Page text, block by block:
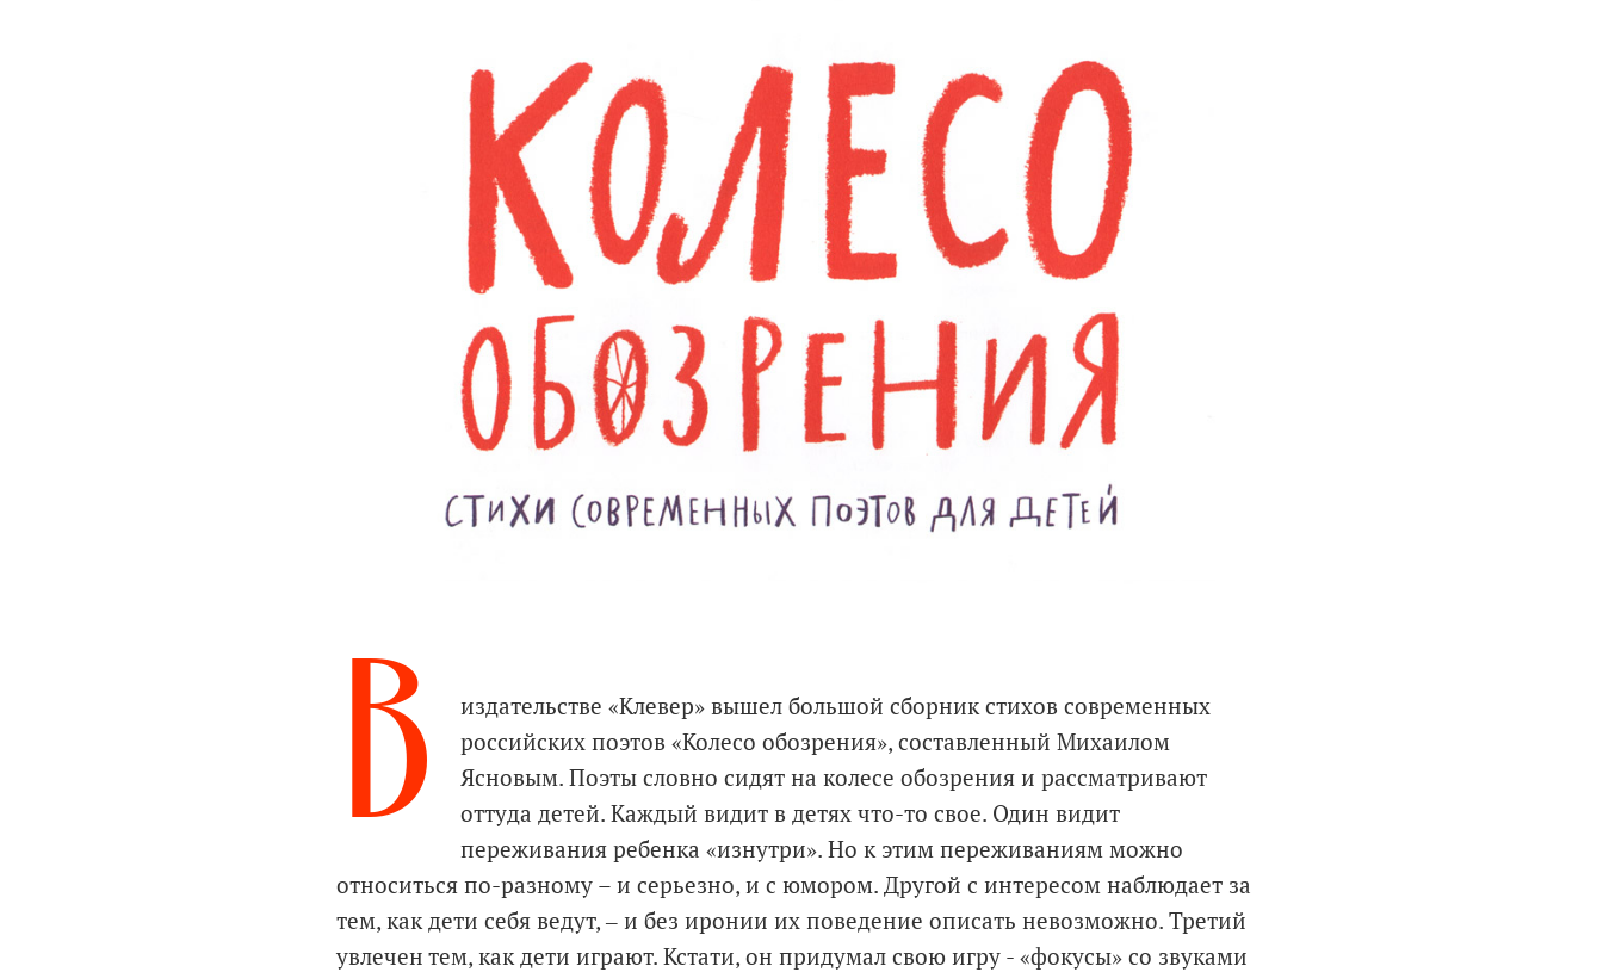
В
издательстве «Клевер» вышел большой сборник стихов современных
российских поэтов «Колесо обозрения», составленный Михаилом
Ясновым. Поэты словно сидят на колесе обозрения и рассматривают
оттуда детей. Каждый видит в детях что-то свое. Один видит
переживания ребенка «изнутри». Но к этим переживаниям можно
относиться по-разному – и серьезно, и с юмором. Другой с интересом наблюдает за
тем, как дети себя ведут, ‒ и без иронии их поведение описать невозможно. Третий
увлечен тем, как дети играют. Кстати, он придумал свою игру - «фокусы» со звуками